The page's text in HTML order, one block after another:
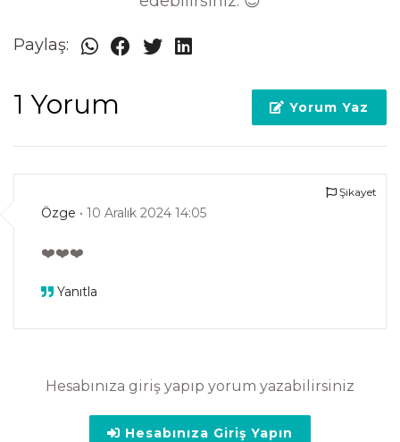
Paylaş:
1 Yorum Yorum Yaz
Şikayet
Özge • 10 Aralık 2024 14:05
❤️❤️❤️
Yanıtla
Hesabınıza giriş yapıp yorum yazabilirsiniz
Hesabınıza Giriş Yapın